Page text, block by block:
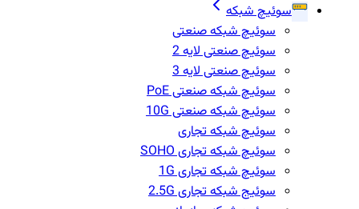
سوئیچ شبکه
سوئیچ شبکه صنعتی
سوئیچ صنعتی لایه 2
سوئیچ صنعتی لایه 3
سوئیچ شبکه صنعتی PoE
سوئیچ شبکه صنعتی 10G
سوئیچ شبکه تجاری
سوئیچ شبکه تجاری SOHO
سوئیچ شبکه تجاری 1G
سوئیج شبکه تجاری 2.5G